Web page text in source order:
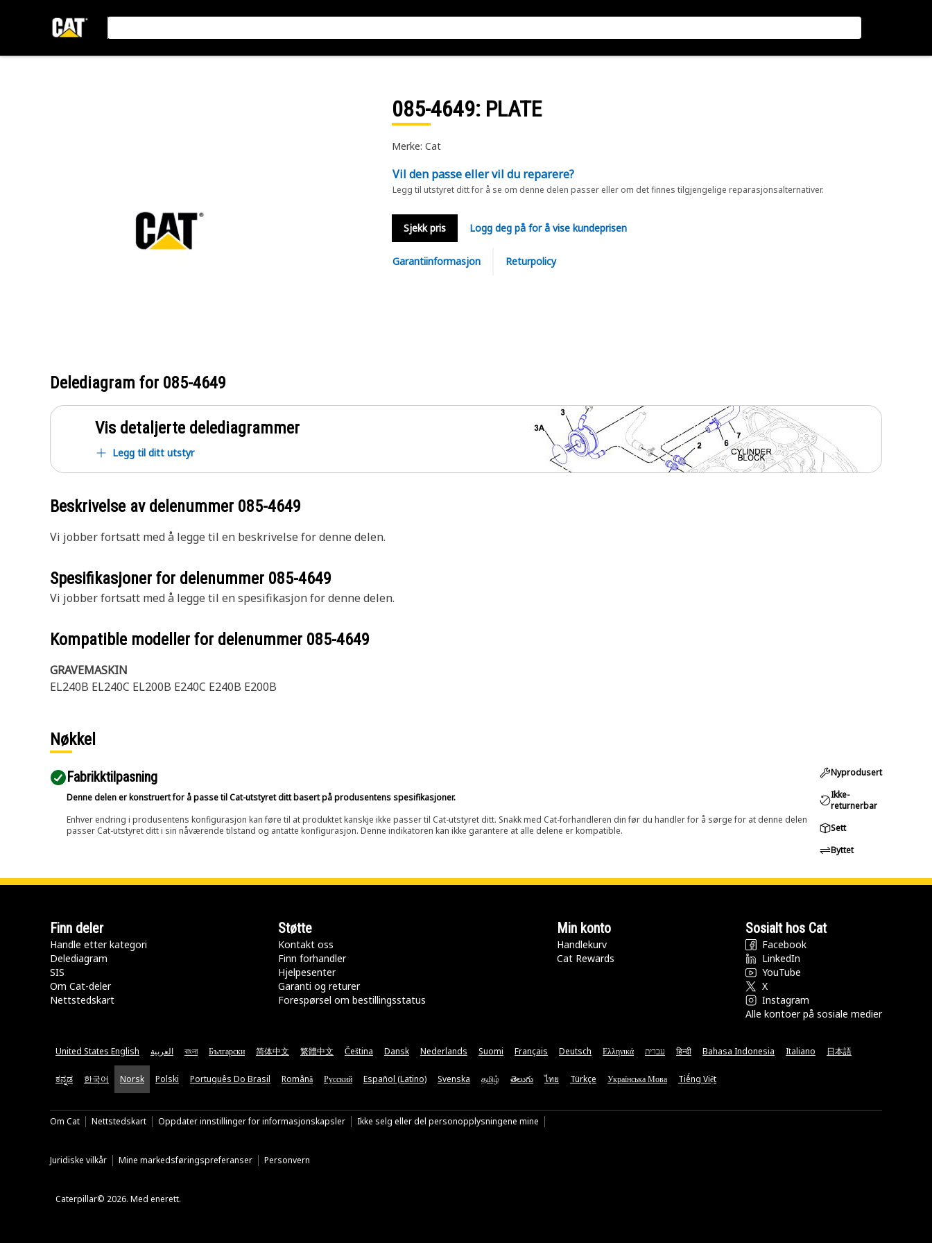
085-4649: PLATE
Merke: Cat
Vil den passe eller vil du reparere?
Legg til utstyret ditt for å se om denne delen passer eller om det finnes tilgjengelige reparasjonsalternativer.
Sjekk pris Logg deg på for å vise kundeprisen
Garantiinformasjon Returpolicy
Delediagram for 085-4649
Vis detaljerte delediagrammer
Legg til ditt utstyr
Beskrivelse av delenummer 085-4649
Vi jobber fortsatt med å legge til en beskrivelse for denne delen.
Spesifikasjoner for delenummer 085-4649
Vi jobber fortsatt med å legge til en spesifikasjon for denne delen.
Kompatible modeller for delenummer 085-4649
GRAVEMASKIN
EL240B EL240C EL200B E240C E240B E200B
Nøkkel
Fabrikktilpasning
Denne delen er konstruert for å passe til Cat-utstyret ditt basert på produsentens spesifikasjoner.
Enhver endring i produsentens konfigurasjon kan føre til at produktet kanskje ikke passer til Cat-utstyret ditt. Snakk med Cat-forhandleren din før du handler for å sørge for at denne delen
passer Cat-utstyret ditt i sin nåværende tilstand og antatte konfigurasjon. Denne indikatoren kan ikke garantere at alle delene er kompatible.
Nyprodusert
Ikke-
returnerbar
Sett
Byttet
Finn deler
Handle etter kategori
Delediagram
SIS
Om Cat-deler
Nettstedskart
Støtte
Kontakt oss
Finn forhandler
Hjelpesenter
Garanti og returer
Forespørsel om bestillingsstatus
Min konto
Handlekurv
Cat Rewards
Sosialt hos Cat
Facebook
LinkedIn
YouTube
X
Instagram
Alle kontoer på sosiale medier
United States English العربية বাংলা Български 简体中文 繁體中文 Čeština Dansk Nederlands Suomi Français Deutsch Ελληνικά עברית हिन्दी Bahasa Indonesia Italiano 日本語
ಕನ್ನಡ 한국어 Norsk Polski Português Do Brasil Română Русский Español (Latino) Svenska தமிழ் తెలుగు ไทย Türkçe Українська Мова Tiếng Việt
Om Cat Nettstedskart Oppdater innstillinger for informasjonskapsler Ikke selg eller del personopplysningene mine
Juridiske vilkår Mine markedsføringspreferanser Personvern
Caterpillar© 2026. Med enerett.